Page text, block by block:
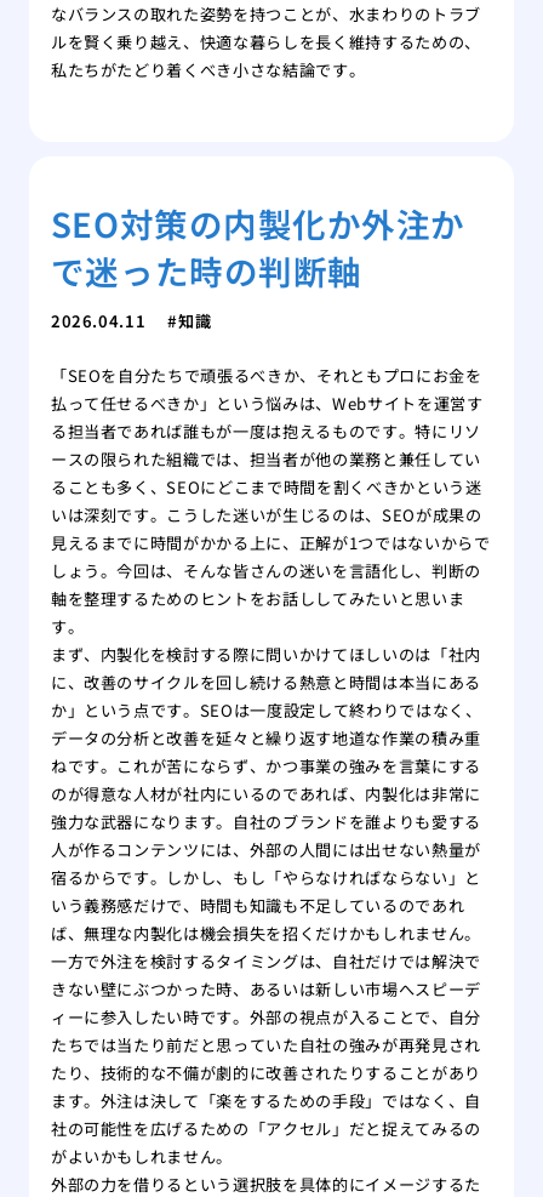
なバランスの取れた姿勢を持つことが、水まわりのトラブ
ルを賢く乗り越え、快適な暮らしを長く維持するための、
私たちがたどり着くべき小さな結論です。
SEO対策の内製化か外注か
で迷った時の判断軸
2026.04.11 知識
「SEOを自分たちで頑張るべきか、それともプロにお金を
払って任せるべきか」という悩みは、Webサイトを運営す
る担当者であれば誰もが一度は抱えるものです。特にリソ
ースの限られた組織では、担当者が他の業務と兼任してい
ることも多く、SEOにどこまで時間を割くべきかという迷
いは深刻です。こうした迷いが生じるのは、SEOが成果の
見えるまでに時間がかかる上に、正解が1つではないからで
しょう。今回は、そんな皆さんの迷いを言語化し、判断の
軸を整理するためのヒントをお話ししてみたいと思いま
す。
まず、内製化を検討する際に問いかけてほしいのは「社内
に、改善のサイクルを回し続ける熱意と時間は本当にある
か」という点です。SEOは一度設定して終わりではなく、
データの分析と改善を延々と繰り返す地道な作業の積み重
ねです。これが苦にならず、かつ事業の強みを言葉にする
のが得意な人材が社内にいるのであれば、内製化は非常に
強力な武器になります。自社のブランドを誰よりも愛する
人が作るコンテンツには、外部の人間には出せない熱量が
宿るからです。しかし、もし「やらなければならない」と
いう義務感だけで、時間も知識も不足しているのであれ
ば、無理な内製化は機会損失を招くだけかもしれません。
一方で外注を検討するタイミングは、自社だけでは解決で
きない壁にぶつかった時、あるいは新しい市場へスピーデ
ィーに参入したい時です。外部の視点が入ることで、自分
たちでは当たり前だと思っていた自社の強みが再発見され
たり、技術的な不備が劇的に改善されたりすることがあり
ます。外注は決して「楽をするための手段」ではなく、自
社の可能性を広げるための「アクセル」だと捉えてみるの
がよいかもしれません。
外部の力を借りるという選択肢を具体的にイメージするた